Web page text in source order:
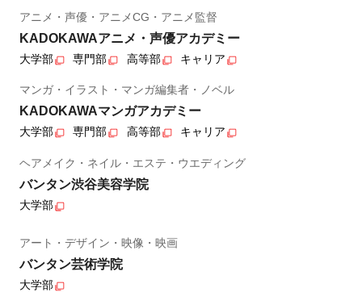
アニメ・声優・アニメCG・アニメ監督
KADOKAWAアニメ・声優アカデミー
大学部 専門部 高等部 キャリア
マンガ・イラスト・マンガ編集者・ノベル
KADOKAWAマンガアカデミー
大学部 専門部 高等部 キャリア
ヘアメイク・ネイル・エステ・ウエディング
バンタン渋谷美容学院
大学部
アート・デザイン・映像・映画
バンタン芸術学院
大学部